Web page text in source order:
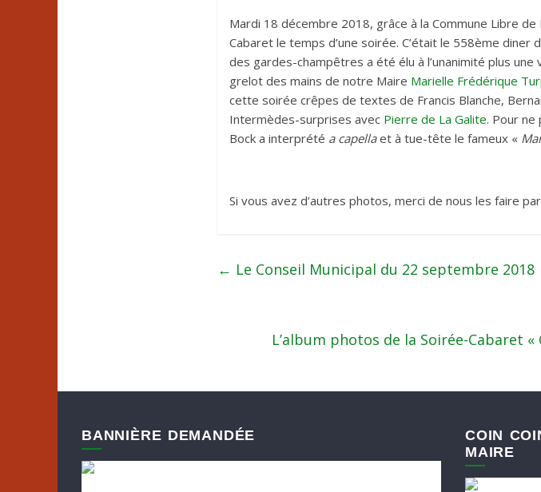
Mardi 18 décembre 2018, grâce à la Commune Libre
Cabaret le temps d’une soirée. C’était le 558ème diner
des gardes-champêtres a été élu à l’unanimité plus
grelot des mains de notre Maire Marielle Frédérique
cette soirée crêpes de textes de Francis Blanche,
Intermèdes-surprises avec Pierre de La Galite. Pour ne
Bock a interprété a capellaet à tue-tête le fameux «
Si vous avez d’autres photos, merci de nous les faire
← Le Conseil Municipal du 22 septembre 2018
L’album photos de la Soirée-Cabaret
BANNIÈRE DEMANDÉE
COIN
MAIRE